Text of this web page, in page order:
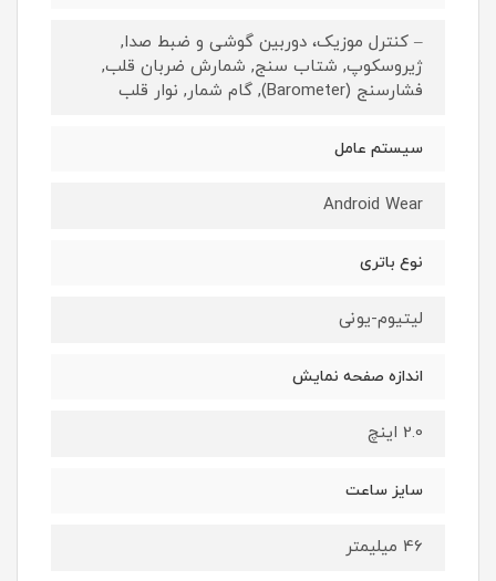
– کنترل موزیک، دوربین گوشی و ضبط صدا,
ژیروسکوپ, شتاب سنج, شمارش ضربان قلب,
فشارسنج (Barometer), گام شمار, نوار قلب
سیستم عامل
Android Wear
نوع باتری
لیتیوم-یونی
اندازه صفحه نمایش
2.0 اینچ
سایز ساعت
46 میلیمتر